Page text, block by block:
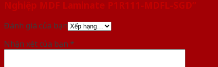
Nghiệp MDF Laminate P1R111-MDFL-SGD”
Đánh giá của bạn
Nhận xét của bạn *